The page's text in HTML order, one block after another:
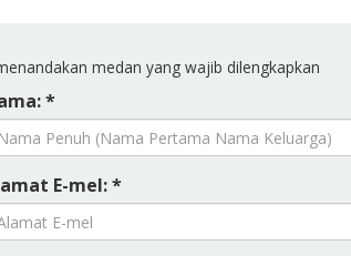
medan yang wajib dilengkapkan
*
E-mel: *